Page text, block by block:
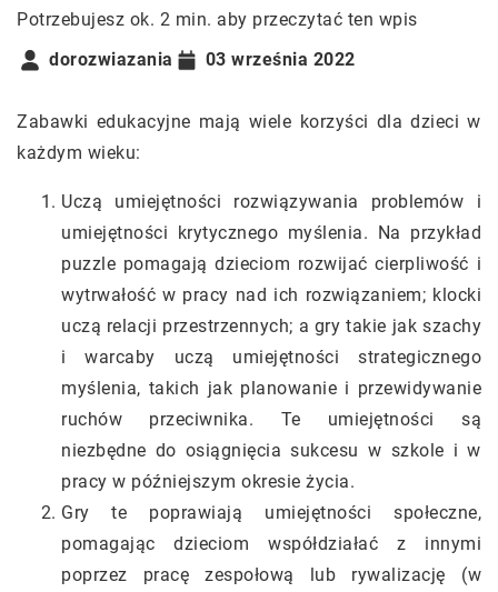
Potrzebujesz ok. 2 min. aby przeczytać ten wpis
dorozwiazania
03 września 2022
Zabawki edukacyjne mają wiele korzyści dla dzieci w
każdym wieku:
Uczą umiejętności rozwiązywania problemów i
umiejętności krytycznego myślenia. Na przykład
puzzle pomagają dzieciom rozwijać cierpliwość i
wytrwałość w pracy nad ich rozwiązaniem; klocki
uczą relacji przestrzennych; a gry takie jak szachy
i warcaby uczą umiejętności strategicznego
myślenia, takich jak planowanie i przewidywanie
ruchów przeciwnika. Te umiejętności są
niezbędne do osiągnięcia sukcesu w szkole i w
pracy w późniejszym okresie życia.
Gry te poprawiają umiejętności społeczne,
pomagając dzieciom współdziałać z innymi
poprzez pracę zespołową lub rywalizację (w